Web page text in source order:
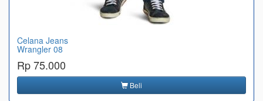
Celana Jeans
Wrangler 08
Rp 75.000
Beli